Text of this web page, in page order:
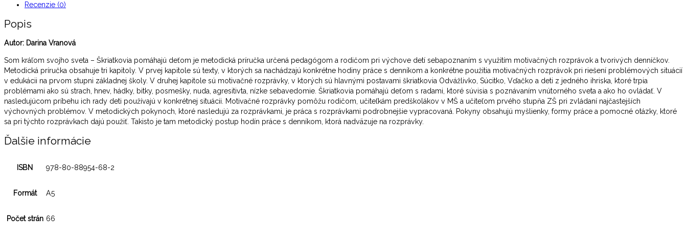
Recenzie (0)
Popis
Autor: Darina Vranová
Som kráľom svojho sveta – Škriatkovia pomáhajú deťom je metodická príručka určená pedagógom a rodičom pri výchove detí sebapoznaním s využitím motivačných rozprávok a tvorivých denníčkov.
Metodická príručka obsahuje tri kapitoly. V prvej kapitole sú texty, v ktorých sa nachádzajú konkrétne hodiny práce s denníkom a konkrétne použitia motivačných rozprávok pri riešení problémových situácií
v edukácii na prvom stupni základnej školy. V druhej kapitole sú motivačné rozprávky, v ktorých sú hlavnými postavami škriatkovia Odvážlivko, Súcitko, Vďačko a deti z jedného ihriska, ktoré trpia
problémami ako sú strach, hnev, hádky, bitky, posmešky, nuda, agresitivta, nízke sebavedomie. Škriatkovia pomáhajú deťom s radami, ktoré súvisia s poznávaním vnútorného sveta a ako ho ovládať. V
nasledujúcom príbehu ich rady deti používajú v konkrétnej situácii. Motivačné rozprávky pomôžu rodičom, učiteľkám predškolákov v MŠ a učiteľom prvého stupňa ZŠ pri zvládaní najčastejších
výchovných problémov. V metodických pokynoch, ktoré nasledujú za rozprávkami, je práca s rozprávkami podrobnejšie vypracovaná. Pokyny obsahujú myšlienky, formy práce a pomocné otázky, ktoré
sa pri týchto rozprávkach dajú použiť. Takisto je tam metodický postup hodín práce s denníkom, ktorá nadväzuje na rozprávky.
Ďalšie informácie
ISBN 978-80-88954-68-2
Formát A5
Počet strán 66